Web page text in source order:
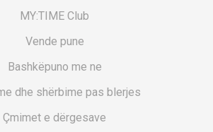
MY:TIME Club
Vende pune
Bashkëpuno me ne
dhe shërbime pas blerjes
Çmimet e dërgesave